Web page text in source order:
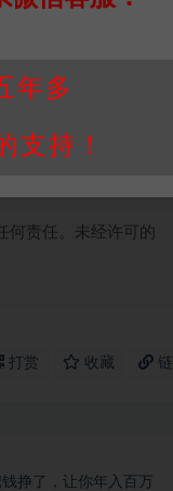
用途!任何人访问、浏
规。
并提供相关证实资料
料的时间成本及网站
何责任。未经许可的
打赏 收藏
挣了，让你年入百万
年多
支持！